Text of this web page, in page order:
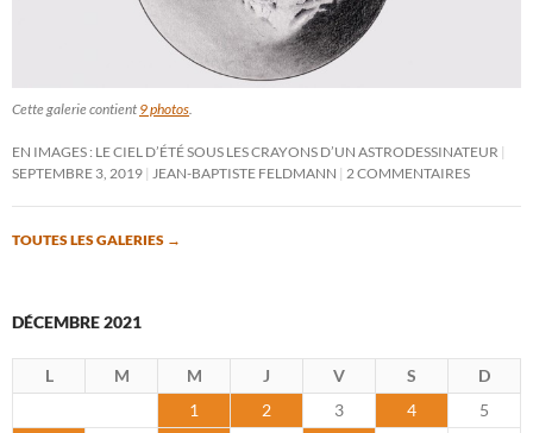
Cette galerie contient 9 photos.
EN IMAGES : LE CIEL D’ÉTÉ SOUS LES CRAYONS D’UN ASTRODESSINATEUR
SEPTEMBRE 3, 2019 JEAN-BAPTISTE FELDMANN 2 COMMENTAIRES
TOUTES LES GALERIES →
DÉCEMBRE 2021
L M M J V S
D
1
2 3 4
5